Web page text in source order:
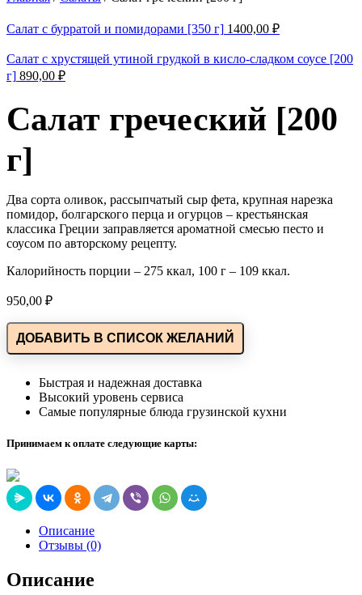
Салат с бурратой и помидорами [350 г] 1400,00 ₽
Салат с хрустящей утиной грудкой в кисло-сладком соусе [200
г] 890,00 ₽
Салат греческий [200
г]
Два сорта оливок, рассыпчатый сыр фета, крупная нарезка
помидор, болгарского перца и огурцов – крестьянская
классика Греции заправляется ароматной смесью песто и
соусом по авторскому рецепту.
Калорийность порции – 275 ккал, 100 г – 109 ккал.
950,00 ₽
ДОБАВИТЬ В СПИСОК ЖЕЛАНИЙ
Быстрая и надежная доставка
Высокий уровень сервиса
Самые популярные блюда грузинской кухни
Принимаем к оплате следующие карты:
Описание
Отзывы (0)
Описание